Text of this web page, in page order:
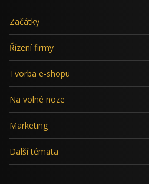
Začátky
Řízení firmy
Tvorba e-shopu
Na volné noze
Marketing
Další témata